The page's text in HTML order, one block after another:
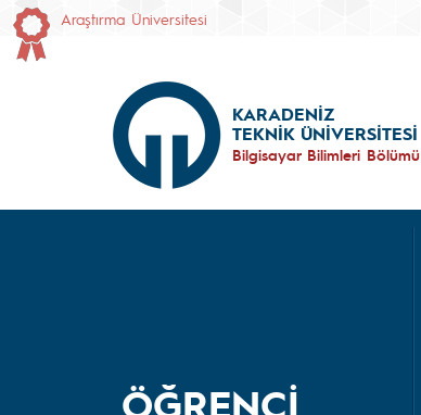
Araştırma Üniversitesi
KARADENİZ
TEKNİK ÜNİVERSİTESİ
Bilgisayar Bilimleri Bölümü
ÖĞRENCİ